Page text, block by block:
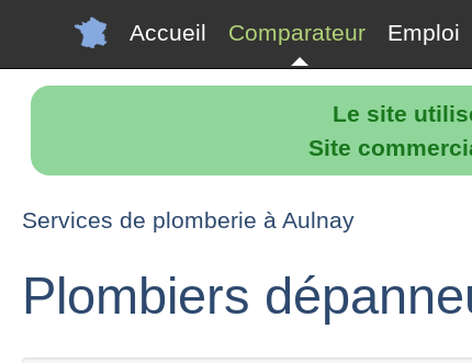
Le site
Site
Accueil Comparateur Emploi
Services de plomberie à Aulnay
Plombiers